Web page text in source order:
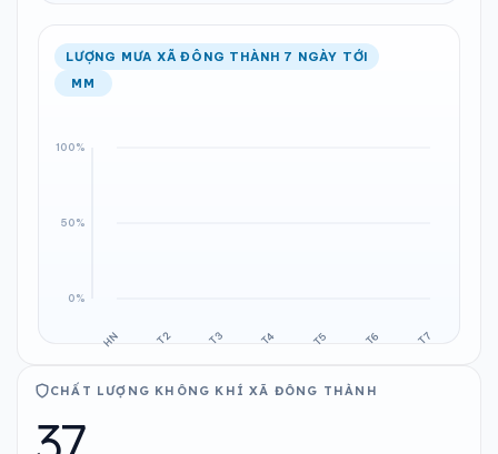
LƯỢNG MƯA XÃ ĐÔNG THÀNH 7 NGÀY TỚI
MM
CHẤT LƯỢNG KHÔNG KHÍ XÃ ĐÔNG THÀNH